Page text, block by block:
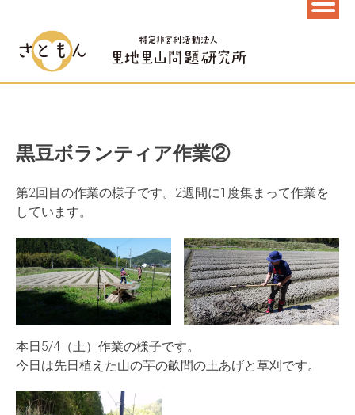
黒豆ボランティア作業②
第2回目の作業の様子です。2週間に1度集まって作業を
しています。
本日5/4（土）作業の様子です。
今日は先日植えた山の芋の畝間の土あげと草刈です。